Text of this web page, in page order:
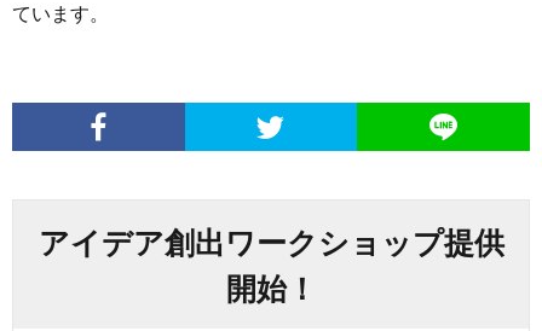
ています。
アイデア創出ワークショップ提供
開始！